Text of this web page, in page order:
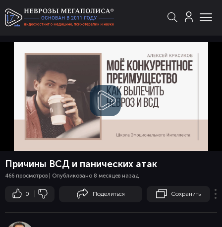
Смотреть
видео
Причины ВСД и панических атак
466 просмотров | Опубликовано 8 месяцев назад
0 Поделиться Сохранить